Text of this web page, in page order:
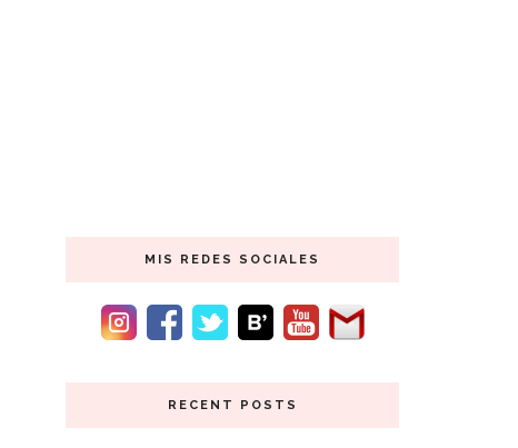
MIS REDES SOCIALES
RECENT POSTS